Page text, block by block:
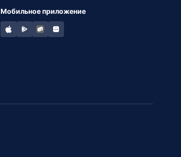
Мобильное приложение